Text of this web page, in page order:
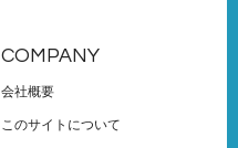
COMPANY
会社概要
このサイトについて